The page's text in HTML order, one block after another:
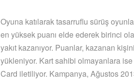
Oyuna katılarak tasarruflu sürüş
en yüksek puanı elde ederek birinci
yakıt kazanıyor. Puanlar, kazanan
yükleniyor. Kart sahibi olmayanlara
Card iletiliyor. Kampanya, Ağustos